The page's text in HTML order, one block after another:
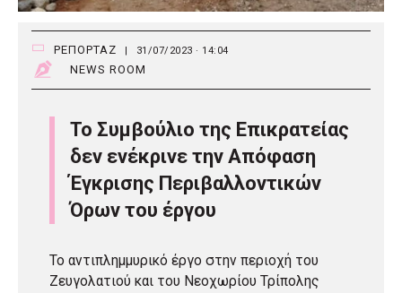
ΡΕΠΟΡΤΑΖ 31/07/2023 · 14:04
NEWS ROOM
Το Συμβούλιο της Επικρατείας
δεν ενέκρινε την Απόφαση
Έγκρισης Περιβαλλοντικών
Όρων του έργου
Το αντιπλημμυρικό έργο στην περιοχή του
Ζευγολατιού και του Νεοχωρίου Τρίπολης